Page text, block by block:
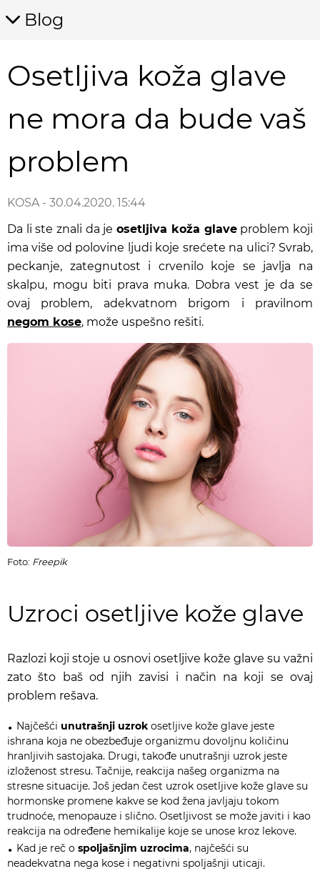
Blog
Osetljiva koža glave
ne mora da bude vaš
problem
KOSA- 30.04.2020. 15:44
Da li ste znali da jeosetljiva koža glaveproblem koji
ima više od polovine ljudi koje srećete na ulici? Svrab,
peckanje, zategnutost i crvenilo koje se javlja na
skalpu, mogu biti prava muka. Dobra vest je da se
ovaj problem, adekvatnom brigom i pravilnom
negom kose, može uspešno rešiti.
Foto: Freepik
Uzroci osetljive kože glave
Razlozi koji stoje u osnovi osetljive kože glave su važni
zato što baš od njih zavisi i način na koji se ovaj
problem rešava.
Najčešći unutrašnji uzrok osetljive kože glave jeste
ishrana koja ne obezbeđuje organizmu dovoljnu količinu
hranljivih sastojaka. Drugi, takođe unutrašnji uzrok jeste
izloženost stresu. Tačnije, reakcija našeg organizma na
stresne situacije. Još jedan čest uzrok osetljive kože glave su
hormonske promene kakve se kod žena javljaju tokom
trudnoće, menopauze i slično. Osetljivost se može javiti i kao
reakcija na određene hemikalije koje se unose kroz lekove.
Kad je reč o spoljašnjim uzrocima, najčešći su
neadekvatna nega kose i negativni spoljašnji uticaji.